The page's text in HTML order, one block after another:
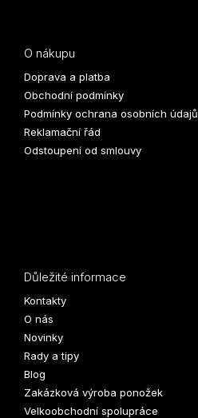
O nákupu
Doprava a platba
Obchodní podmínky
Podmínky ochrana osobních údajů
Reklamační řád
Odstoupení od smlouvy
Důležité informace
Kontakty
O nás
Novinky
Rady a tipy
Blog
Zakázková výroba ponožek
Velkoobchodní spolupráce